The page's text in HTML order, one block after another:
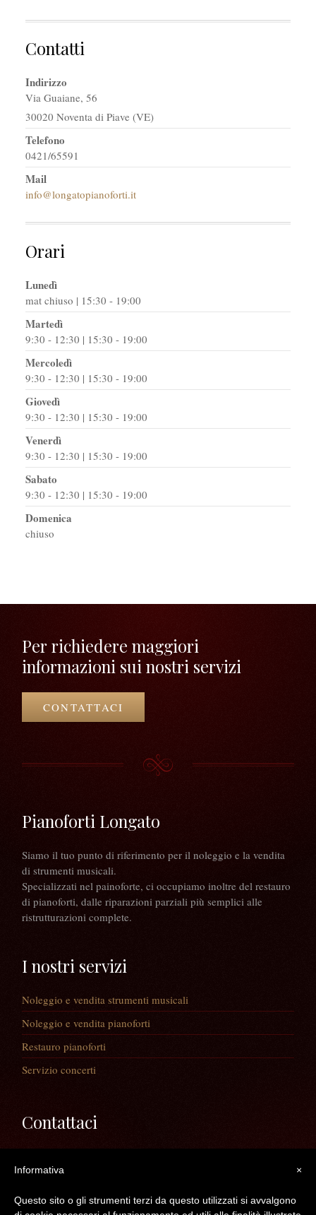
Contatti
Indirizzo
Via Guaiane, 56
30020 Noventa di Piave (VE)
Telefono
0421/65591
Mail
info@longatopianoforti.it
Orari
Lunedì
mat chiuso | 15:30 - 19:00
Martedì
9:30 - 12:30 | 15:30 - 19:00
Mercoledì
9:30 - 12:30 | 15:30 - 19:00
Giovedì
9:30 - 12:30 | 15:30 - 19:00
Venerdì
9:30 - 12:30 | 15:30 - 19:00
Sabato
9:30 - 12:30 | 15:30 - 19:00
Domenica
chiuso
Per richiedere maggiori
informazioni sui nostri servizi
CONTATTACI
Pianoforti Longato
Siamo il tuo punto di riferimento per il noleggio e la vendita
di strumenti musicali.
Specializzati nel painoforte, ci occupiamo inoltre del restauro
di pianoforti, dalle riparazioni parziali più semplici alle
ristrutturazioni complete.
I nostri servizi
Noleggio e vendita strumenti musicali
Noleggio e vendita pianoforti
Restauro pianoforti
Servizio concerti
Contattaci
30020 Noventa di Piave (VE)
Mail: info@longatopianoforti.it
×
Informativa
Questo sito o gli strumenti terzi da questo utilizzati si avvalgono